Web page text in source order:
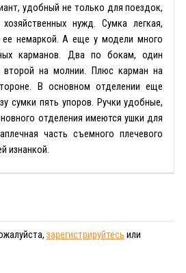
удобный не только для поездок,
нужд. Сумка легкая,
ее немаркой. А еще у модели много
карманов. Два по бокам, один
второй на молнии. Плюс карман на
В основном отделении еще
сумки пять упоров. Ручки удобные,
отделения имеются ушки для
часть съемного плечевого
изнанкой.
зарегистрируйтесь или